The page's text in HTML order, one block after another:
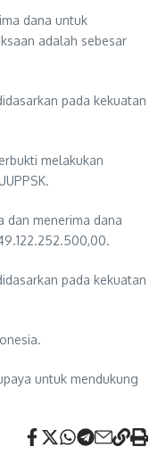
dana untuk
adalah sebesar
pada kekuatan
melakukan
dan menerima dana
pada kekuatan
untuk mendukung